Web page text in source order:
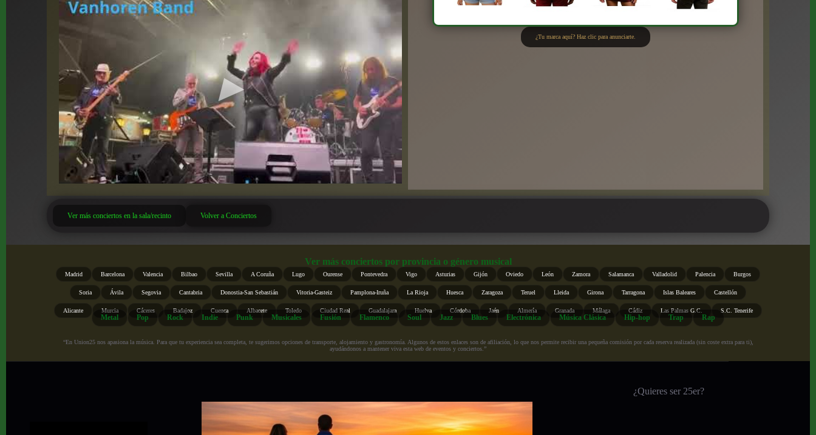
¿Tu marca aquí? Haz clic para anunciarte.
Ver más conciertos en la sala/recinto Volver a Conciertos
Ver más conciertos por provincia o género musical
Madrid Barcelona Valencia Bilbao Sevilla A Coruña Lugo Ourense Pontevedra Vigo Asturias Gijón Oviedo León Zamora Salamanca Valladolid Palencia Burgos
Soria Ávila Segovia Cantabria Donostia-San Sebastián Vitoria-Gasteiz Pamplona-Iruña La Rioja Huesca Zaragoza Teruel Lleida Girona Tarragona Islas Baleares Castellón
Alicante Murcia Cáceres Badajoz Cuenca Albacete Toledo Ciudad Real Guadalajara Huelva Córdoba Jaén Almería Granada Málaga Cádiz Las Palmas G.C. S.C. Tenerife
Metal Pop Rock Indie Punk Musicales Fusión Flamenco Soul Jazz Blues Electrónica Música Clásica Hip-hop Trap Rap
“En Union25 nos apasiona la música. Para que tu experiencia sea completa, te sugerimos opciones de transporte, alojamiento y gastronomía. Algunos de estos enlaces son de afiliación, lo que nos permite recibir una pequeña comisión por cada reserva realizada (sin coste extra para ti),
ayudándonos a mantener viva esta web de eventos y conciertos.”
¿Quieres ser 25er?